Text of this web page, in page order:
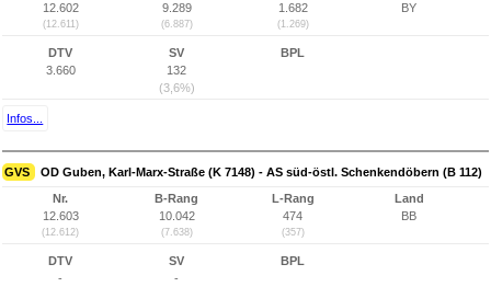
12.602
(12.611)
9.289
(6.887)
1.682
(1.269)
BY
DTV
3.660
SV
132
(3,6%)
BPL
Infos...
GVS OD Guben, Karl-Marx-Straße (K 7148) - AS süd-östl. Schenkendöbern (B 112)
Nr.
12.603
(12.612)
B-Rang
10.042
(7.638)
L-Rang
474
(357)
Land
BB
DTV
-
SV
-
BPL